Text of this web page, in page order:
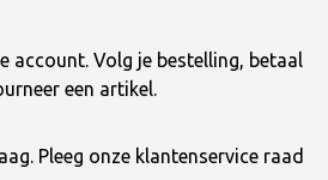
account. Volg je bestelling, betaal
een artikel.
Pleeg onze klantenservice raad